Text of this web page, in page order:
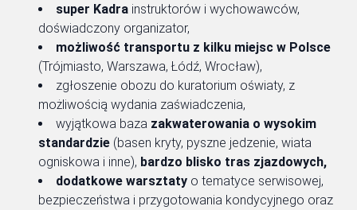
super Kadra instruktorów i wychowawców,
doświadczony organizator,
możliwość transportu z kilku miejsc w Polsce
(Trójmiasto, Warszawa, Łódź, Wrocław),
zgłoszenie obozu do kuratorium oświaty, z
możliwością wydania zaświadczenia,
wyjątkowa baza zakwaterowania o wysokim
standardzie (basen kryty, pyszne jedzenie, wiata
ogniskowa i inne), bardzo blisko tras zjazdowych,
dodatkowe warsztaty o tematyce serwisowej,
bezpieczeństwa i przygotowania kondycyjnego oraz